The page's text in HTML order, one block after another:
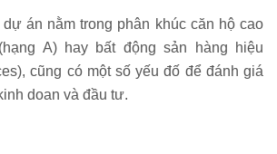
án nằm trong phân khúc căn hộ cao
A) hay bất động sản hàng hiệu
cũng có một số yếu đố để đánh giá
doan và đầu tư.